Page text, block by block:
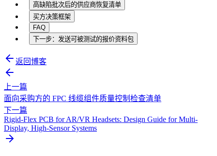
高缺陷批次后的供应商恢复清单
买方决策框架
FAQ
下一步：发送可被测试的报价资料包
返回博客
上一篇
面向采购方的 FPC 线缆组件质量控制检查清单
下一篇
Rigid-Flex PCB for AR/VR Headsets: Design Guide for Multi-
Display, High-Sensor Systems